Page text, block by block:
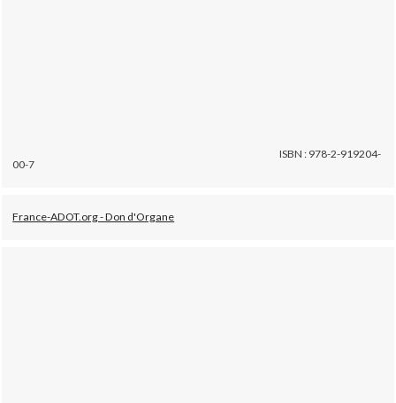
ISBN : 978-2-919204-
00-7
France-ADOT.org - Don d'Organe